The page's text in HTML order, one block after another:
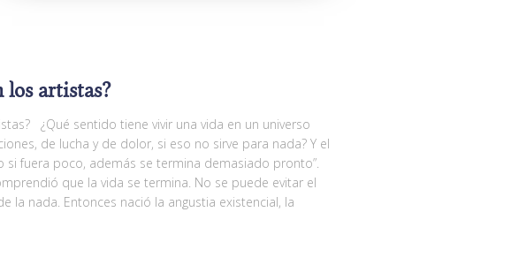
los artistas?
¿Qué sentido tiene vivir una vida en un universo
de lucha y de dolor, si eso no sirve para nada? Y el
si fuera poco, además se termina demasiado pronto”.
que la vida se termina. No se puede evitar el
la nada. Entonces nació la angustia existencial, la